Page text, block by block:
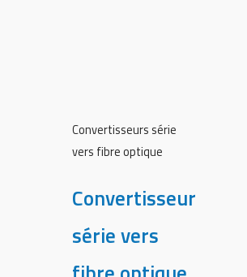
Convertisseurs série
vers fibre optique
Convertisseur
série vers